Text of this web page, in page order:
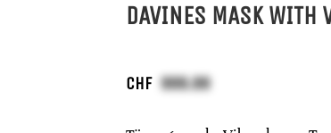
DAVINES MASK
CHF